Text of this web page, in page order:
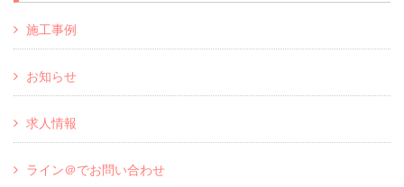
施工事例
お知らせ
求人情報
ライン＠でお問い合わせ